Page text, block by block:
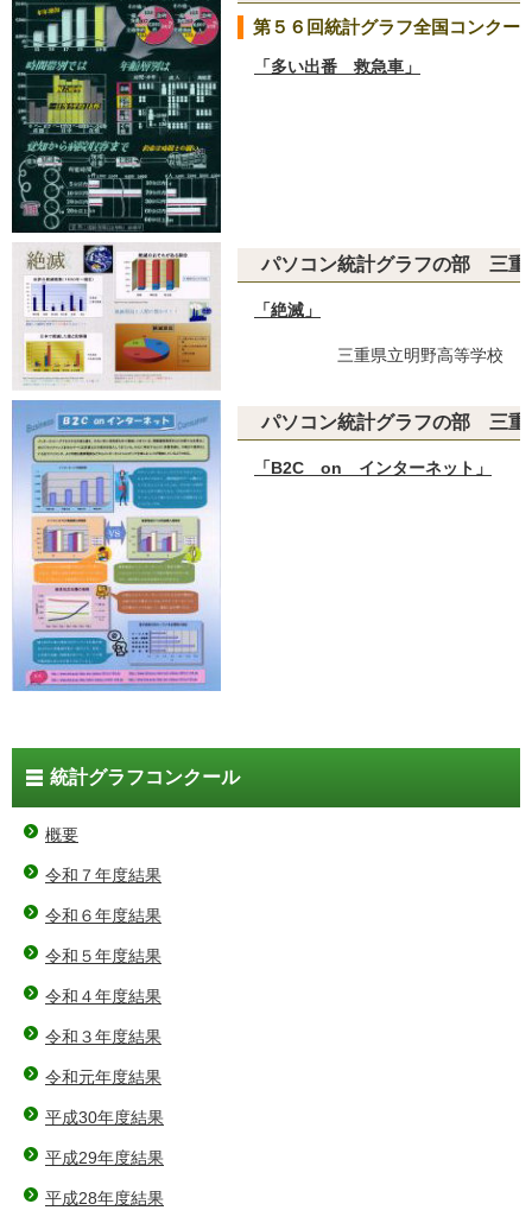
第５６回統計グラフ全国コンクー
「多い出番 救急車」
パソコン統計グラフの部 三重
「絶滅」
三重県立明野高等学
パソコン統計グラフの部 三重
「B2C on インターネット」
統計グラフコンクール
概要
令和７年度結果
令和６年度結果
令和５年度結果
令和４年度結果
令和３年度結果
令和元年度結果
平成30年度結果
平成29年度結果
平成28年度結果